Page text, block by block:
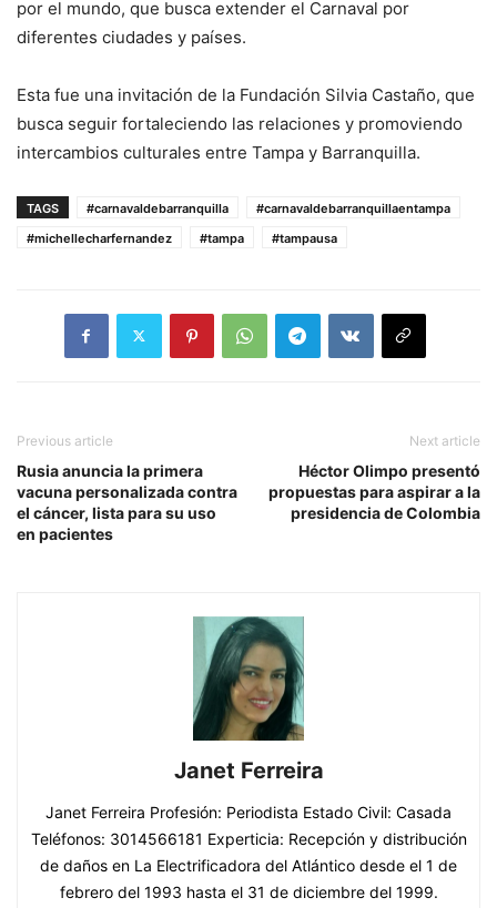
por el mundo, que busca extender el Carnaval por
diferentes ciudades y países.
Esta fue una invitación de la Fundación Silvia Castaño, que
busca seguir fortaleciendo las relaciones y promoviendo
intercambios culturales entre Tampa y Barranquilla.
TAGS #carnavaldebarranquilla
#carnavaldebarranquillaentampa
#michellecharfernandez
#tampa #tampausa
Previous article
Rusia anuncia la primera
vacuna personalizada contra
el cáncer, lista para su uso
en pacientes
Next article
Héctor Olimpo presentó
propuestas para aspirar a la
presidencia de Colombia
Janet Ferreira
Janet Ferreira Profesión: Periodista Estado Civil: Casada
Teléfonos: 3014566181 Experticia: Recepción y distribución
de daños en La Electrificadora del Atlántico desde el 1 de
febrero del 1993 hasta el 31 de diciembre del 1999.